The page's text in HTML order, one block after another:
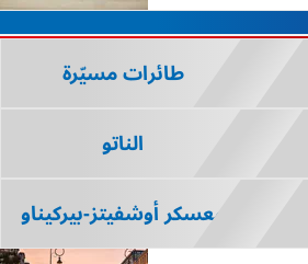
طائرات مسيّرة
الناتو
معسكر أوشفيتز-بيركيناو